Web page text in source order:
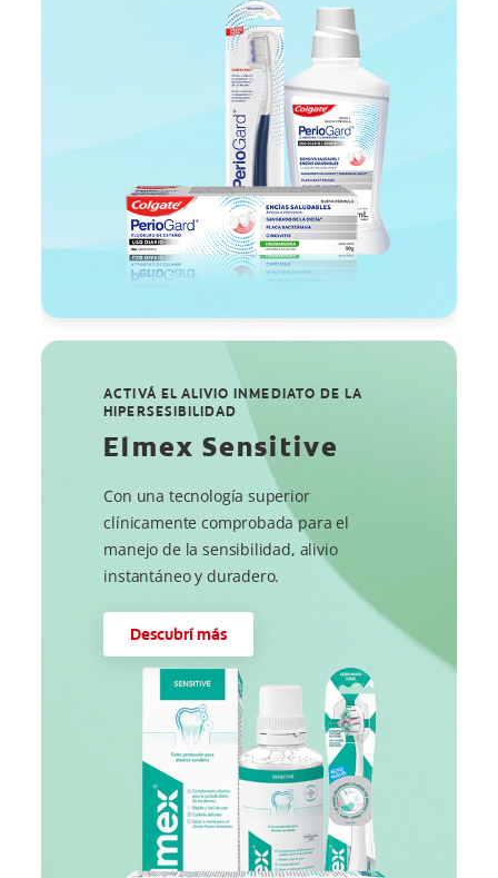
ACTIVÁ EL ALIVIO INMEDIATO DE LA
HIPERSESIBILIDAD
Elmex Sensitive
Con una tecnología superior
clínicamente comprobada para el
manejo de la sensibilidad, alivio
instantáneo y duradero.
Descubrí más